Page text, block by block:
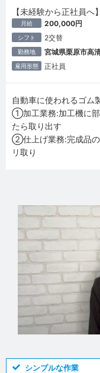
【未経験から正社員
月給 200,000円
シフト 2交替
勤務地 宮城県栗原市高
雇用形態 正社員
自動車に使われるゴム
①加工業務:加工機に
たら取り出す
②仕上げ業務:完成品の
リ取り
シンプルな作業